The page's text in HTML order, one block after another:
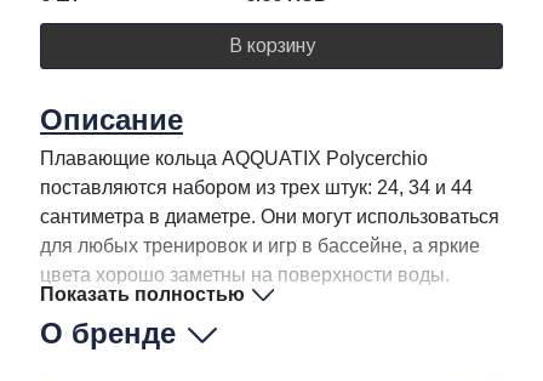
В корзину
Описание
Плавающие кольца AQQUATIX Polycerchio
поставляются набором из трех штук: 24, 34 и 44
сантиметра в диаметре. Они могут использоваться
для любых тренировок и игр в бассейне, а яркие
цвета хорошо заметны на поверхности воды.
Показать полностью
О бренде